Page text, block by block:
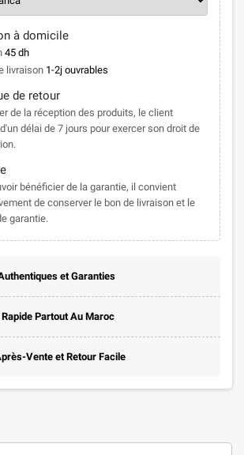
à domicile
45 dh
livraison 1-2j ouvrables
de retour
de la réception des produits, le client
délai de 7 jours pour exercer son droit de
bénéficier de la garantie, il convient
de conserver le bon de livraison et le
garantie.
et Garanties
Partout Au Maroc
Vente et Retour Facile